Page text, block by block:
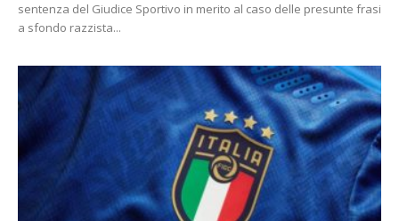
sentenza del Giudice Sportivo in merito al caso delle presunte frasi
a sfondo razzista...